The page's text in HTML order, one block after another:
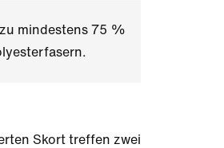
mindestens 75 %
Skort treffen zwei